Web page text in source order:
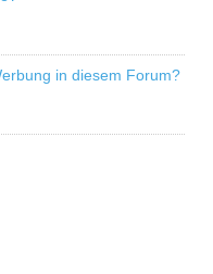
in diesem Forum?